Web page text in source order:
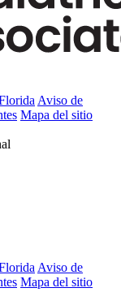
Aviso de
Mapa del sitio
Aviso de
Mapa del sitio